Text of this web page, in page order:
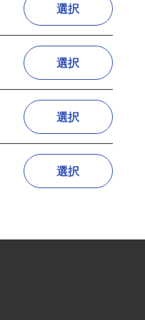
選択
選択
選択
選択